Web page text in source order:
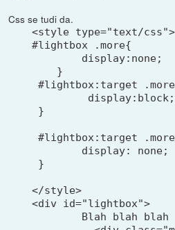
Css se tudi da.
<style type="text/css">
#lightbox .more{
        display:none;
    }
#lightbox:target
         display:block;
}
#lightbox:target
}
</style>
<div id="lightbox">